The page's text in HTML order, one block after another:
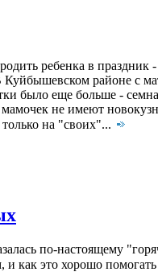
ребенка в
районе с
было еще больше -
мамочек не имеют
на "своих"...
по-настоящему
как это хорошо